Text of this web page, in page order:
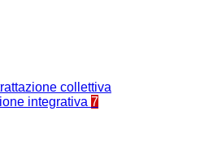
collettiva
integrativa 7